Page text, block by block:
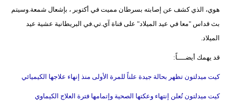
هوي، الذي كشف عن إصابته بسرطان مميت في أكتوبر ، بإشعال شمعة.وسيتم
بث قداس "معا في عيد الميلاد" على قناة آي.تي.في البريطانية عشية عيد
الميلاد.
قد يهمك أيضــــاً:
كيت ميدلتون تظهر بحالة جيدة علناً للمرة الأولى منذ إنهاء علاجها الكيميائي
كيت ميدلتون تُعلن إنتهاء وعكتها الصحية وإتمامها فترة العلاج الكيماوي